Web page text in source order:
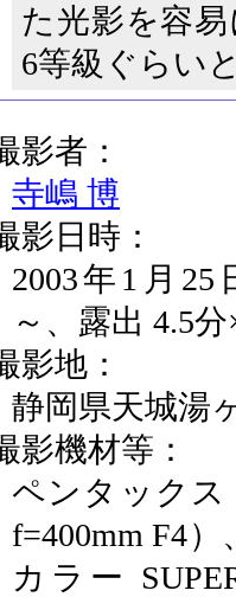
た光影を容
6等級ぐらい
影者：
寺嶋 博
影日時：
2003年1月25
～、露出 4.5
影地：
静岡県天城湯
影機材等：
ペンタックス
f=400mm F4
カラー